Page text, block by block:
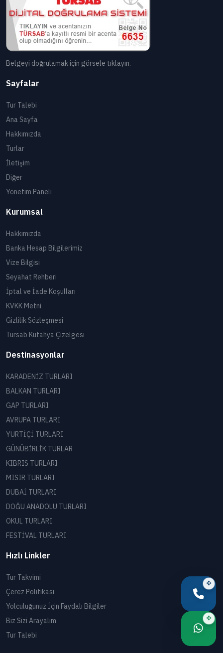
Belgeyi doğrulamak için görsele tıklayın.
Sayfalar
Tur Talebi
Ana Sayfa
Hakkımızda
Turlar
İletişim
Diğer
Yönetim Paneli
Kurumsal
Hakkımızda
Banka Hesap Bilgilerimiz
Vize Bilgisi
Seyahat Rehberi
İptal ve İade Koşulları
KVKK Metni
Gizlilik Sözleşmesi
Türsab Kütahya Çizelgesi
Destinasyonlar
KARADENİZ TURLARI
BALKAN TURLARI
GAP TURLARI
AVRUPA TURLARI
YURTİÇİ TURLARI
GÜNÜBİRLİK TURLAR
KIBRIS TURLARI
MISIR TURLARI
DUBAİ TURLARI
DOĞU ANADOLU TURLARI
OKUL TURLARI
FESTİVAL TURLARI
Hızlı Linkler
Tur Takvimi
Çerez Politikası
Yolculuğunuz İçin Faydalı Bilgiler
Biz Sizi Arayalım
Tur Talebi